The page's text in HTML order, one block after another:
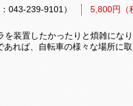
043-239-9101） 5,800円（
装置したかったりと煩雑にな
れば、自転車の様々な場所に取